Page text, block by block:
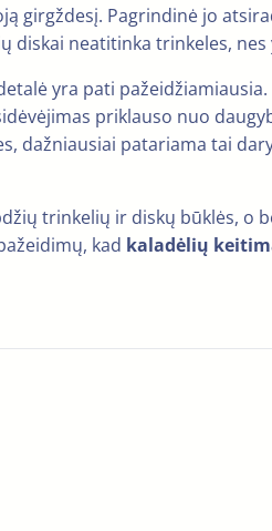
girgždesį. Pagrindinė jo
diskai neatitinka trinkeles,
yra pati
priklauso nuo
dažniausiai patariama tai
trinkelių ir diskų būklės,
kad kaladėlių